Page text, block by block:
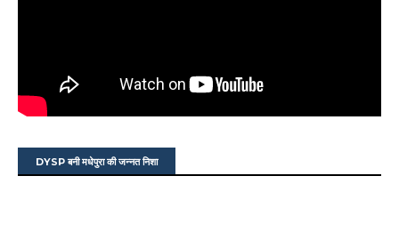
DYSP बनी मधेपुरा की जन्नत निशा